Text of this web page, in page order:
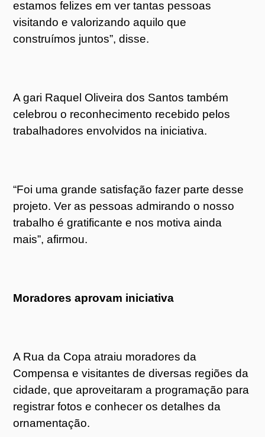
estamos felizes em ver tantas pessoas
visitando e valorizando aquilo que
construímos juntos”, disse.
A gari Raquel Oliveira dos Santos também
celebrou o reconhecimento recebido pelos
trabalhadores envolvidos na iniciativa.
“Foi uma grande satisfação fazer parte desse
projeto. Ver as pessoas admirando o nosso
trabalho é gratificante e nos motiva ainda
mais”, afirmou.
Moradores aprovam iniciativa
A Rua da Copa atraiu moradores da
Compensa e visitantes de diversas regiões da
cidade, que aproveitaram a programação para
registrar fotos e conhecer os detalhes da
ornamentação.